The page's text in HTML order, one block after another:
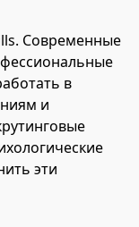
Современные
в
и
эти